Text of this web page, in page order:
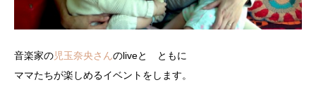
音楽家の児玉奈央さんのliveと ともに
ママたちが楽しめるイベントをします。